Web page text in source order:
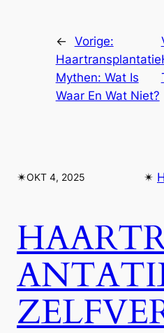
← Vorige:
Haartransplantatie
Mythen: Wat Is
Waar En Wat Niet?
✴︎OKT 4, 2025 ✴︎